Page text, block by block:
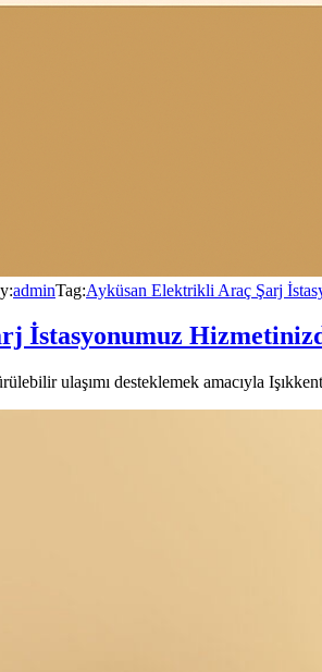
adminTag:Ayküsan Elektrikli Araç Şarj
İstasyonumuz
ulaşımı desteklemek amacıyla